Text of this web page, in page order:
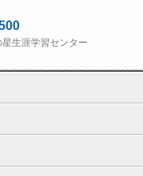
生涯学習センター